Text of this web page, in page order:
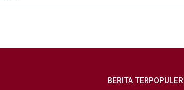
BERITA TERPOPULER